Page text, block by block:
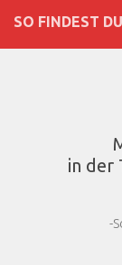
SO FINDEST
in der
-